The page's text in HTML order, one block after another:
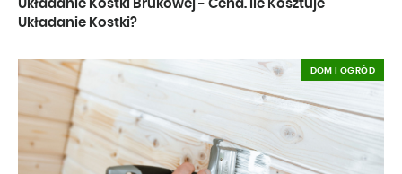
Układanie Kostki Brukowej - Cena. Ile Kosztuje
Układanie Kostki?
DOM I OGRÓD